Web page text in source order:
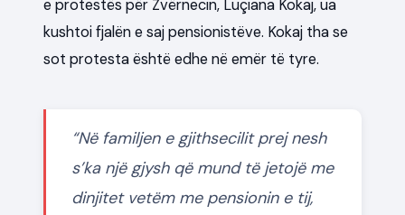
e protestës për Zvërnecin, Luçiana Kokaj, ua
kushtoi fjalën e saj pensionistëve. Kokaj tha se
sot protesta është edhe në emër të tyre.
“Në familjen e gjithsecilit prej nesh
s’ka një gjysh që mund të jetojë me
dinjitet vetëm me pensionin e tij,